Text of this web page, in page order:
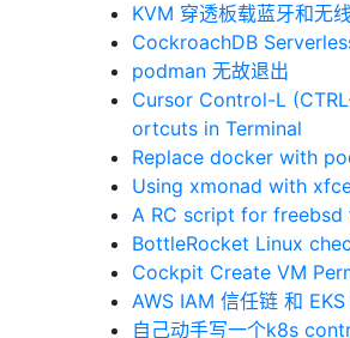
KVM 穿透板载蓝牙和无
CockroachDB
podman 无故退出
Cursor Control-L
ortcuts in Terminal
Replace docker with
Using xmonad with
A RC script for freebsd
BottleRocket Linux
Cockpit Create VM
AWS IAM 信任链 和 EKS
自己动手写一个k8s